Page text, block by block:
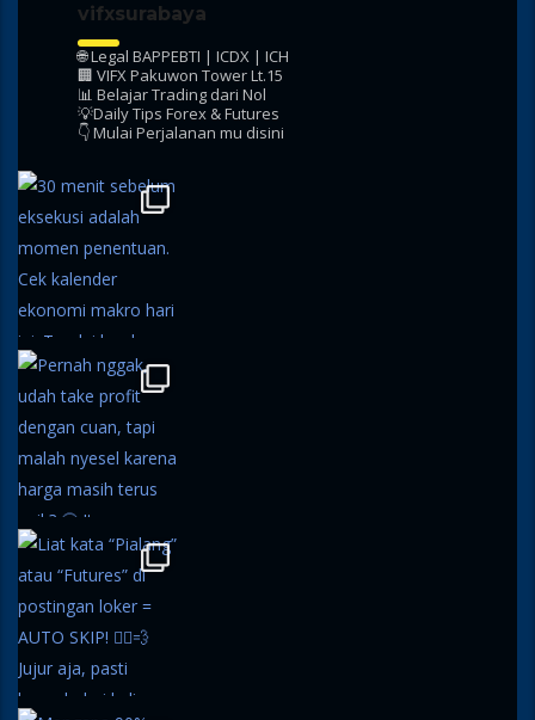
vifxsurabaya
🌐 Legal BAPPEBTI | ICDX | ICH
🏢 VIFX Pakuwon Tower Lt.15
📊 Belajar Trading dari Nol
💡Daily Tips Forex & Futures
👇 Mulai Perjalanan mu disini